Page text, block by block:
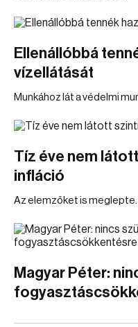
Ellenállóbbá
vízellátását
Munkához lát a védelmi
Tíz éve nem
infláció
Az elemzőket is meglepte.
Magyar Péter: